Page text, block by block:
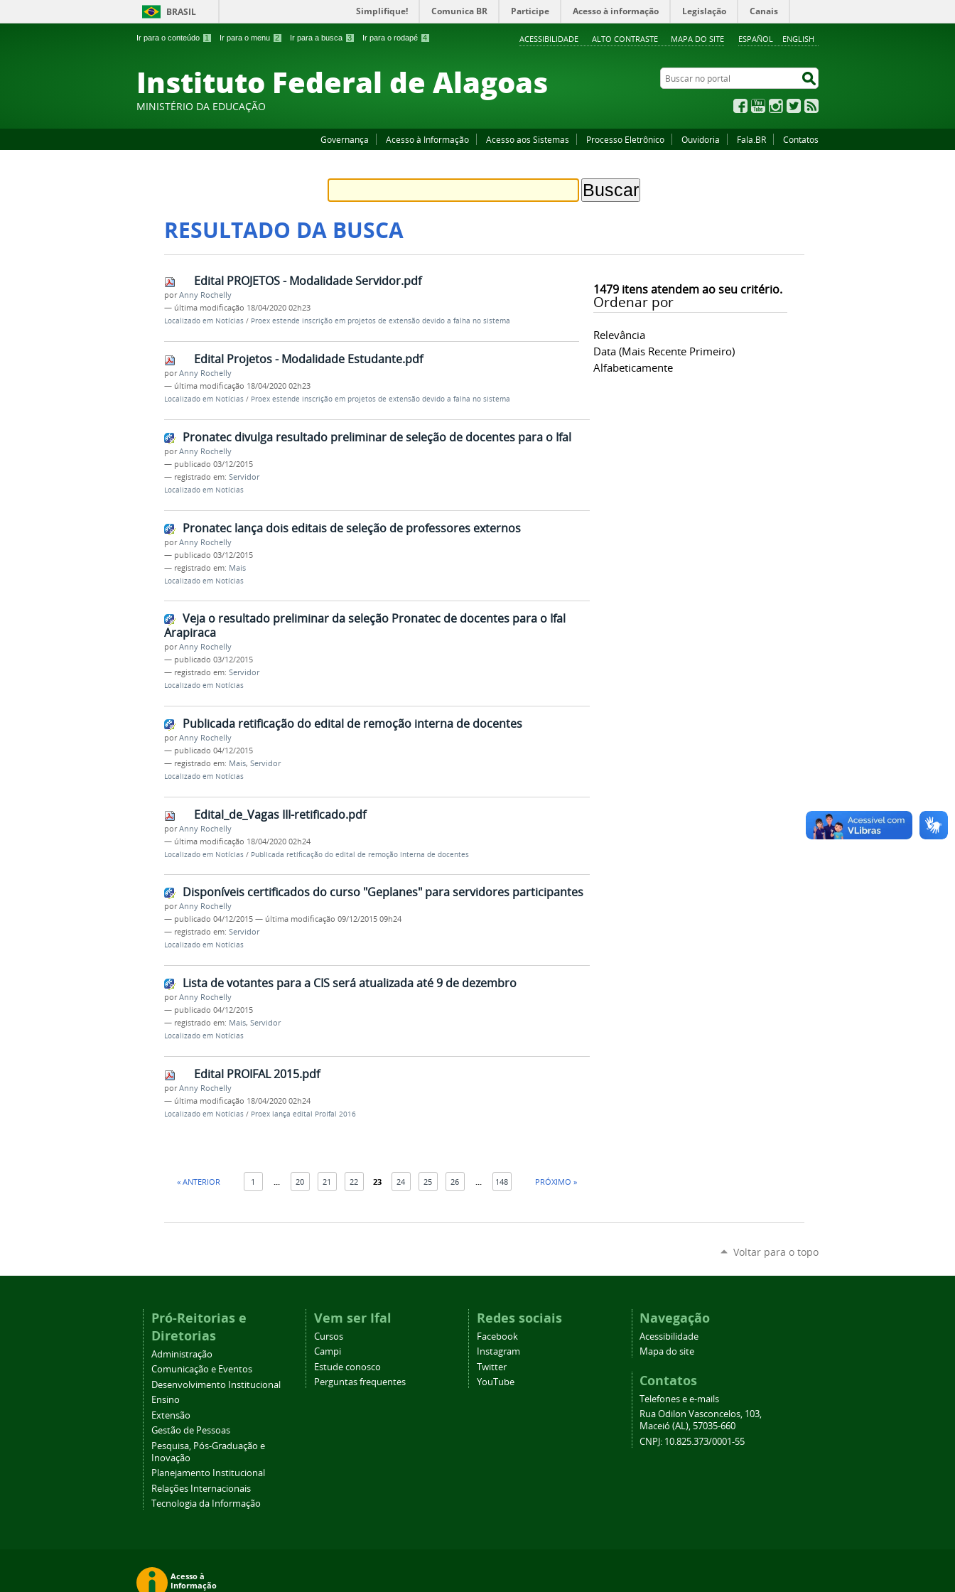
Ir para o conteúdo 1 Ir para o menu 2 Ir para a busca 3 Ir para o rodapé 4 ESPAÑOL ENGLISH
ACESSIBILIDADE ALTO CONTRASTE MAPA DO SITE
BRASIL Simplifique! Comunica BR Participe Acesso à informação Legislação Canais
Instituto Federal de Alagoas
MINISTÉRIO DA EDUCAÇÃO
Buscar no portal
FacebookYouTubeInstagram
Twitter
Governança Acesso à Informação Acesso aos Sistemas Processo Eletrônico Ouvidoria Fala.BR Contatos
RESULTADO DA BUSCA
1479itens atendem ao seu critério.
Ordenar por
Relevância
Data (mais Recente Primeiro)
Alfabeticamente
Edital PROJETOS - Modalidade Servidor.pdf
porAnny Rochelly
— última modificação 18/04/2020 02h23
Localizado em Notícias / Proex estende inscrição em projetos de extensão devido a falha no sistema
Edital Projetos - Modalidade Estudante.pdf
porAnny Rochelly
— última modificação 18/04/2020 02h23
Localizado em Notícias / Proex estende inscrição em projetos de extensão devido a falha no sistema
Pronatec divulga resultado preliminar de seleção de docentes para o Ifal
porAnny Rochelly
— publicado 03/12/2015
— registrado em: Servidor
Localizado em Notícias
Pronatec lança dois editais de seleção de professores externos
porAnny Rochelly
— publicado 03/12/2015
— registrado em: Mais
Localizado em Notícias
Veja o resultado preliminar da seleção Pronatec de docentes para o Ifal
Arapiraca
porAnny Rochelly
— publicado 03/12/2015
— registrado em: Servidor
Localizado em Notícias
Publicada retificação do edital de remoção interna de docentes
porAnny Rochelly
— publicado 04/12/2015
— registrado em: Mais, Servidor
Localizado em Notícias
Edital_de_Vagas III-retificado.pdf
porAnny Rochelly
— última modificação 18/04/2020 02h24
Localizado em Notícias / Publicada retificação do edital de remoção interna de docentes
Disponíveis certificados do curso "Geplanes" para servidores participantes
porAnny Rochelly
— publicado 04/12/2015 — última modificação 09/12/2015 09h24
— registrado em: Servidor
Localizado em Notícias
Lista de votantes para a CIS será atualizada até 9 de dezembro
porAnny Rochelly
— publicado 04/12/2015
— registrado em: Mais, Servidor
Localizado em Notícias
Edital PROIFAL 2015.pdf
porAnny Rochelly
— última modificação 18/04/2020 02h24
Localizado em Notícias / Proex lança edital ProIfal 2016
« ANTERIOR 1 20 21 22 23 24 25 26 148 PRÓXIMO »
Voltar para o topo
Pró-Reitorias e
Diretorias
Administração
Comunicação e Eventos
Desenvolvimento Institucional
Ensino
Extensão
Gestão de Pessoas
Pesquisa, Pós-Graduação e
Inovação
Planejamento Institucional
Relações Internacionais
Tecnologia da Informação
Vem ser Ifal
Cursos
Campi
Estude conosco
Perguntas frequentes
Redes sociais
Facebook
Instagram
Twitter
YouTube
Navegação
Acessibilidade
Mapa do site
Contatos
Telefones e e-mails
Rua Odilon Vasconcelos, 103,
Maceió (AL), 57035-660
CNPJ: 10.825.373/0001-55